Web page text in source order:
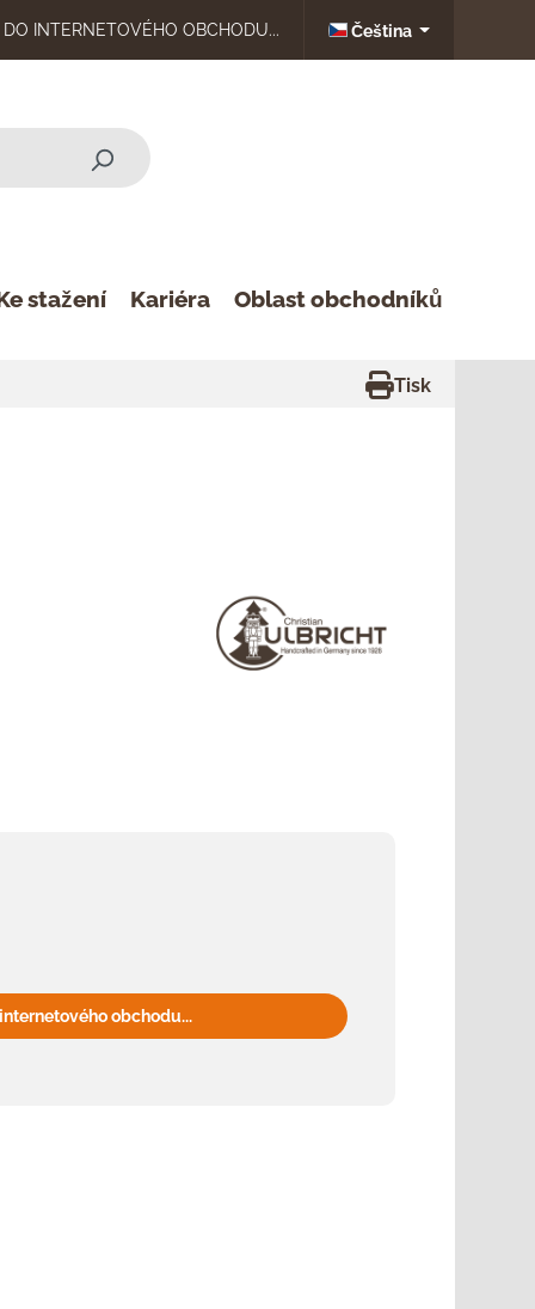
DO INTERNETOVÉHO OBCHODU... Čeština
stažení Kariéra Oblast obchodníků
Tisk
obchodu...